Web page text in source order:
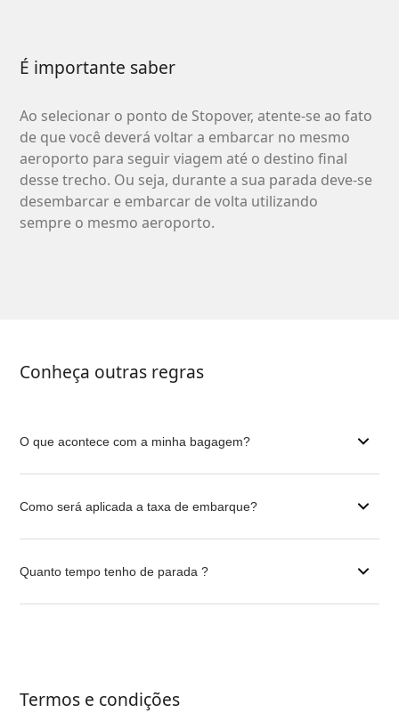
É importante saber
Ao selecionar o ponto de Stopover, atente-se ao fato
de que você deverá voltar a embarcar no mesmo
aeroporto para seguir viagem até o destino final
desse trecho. Ou seja, durante a sua parada deve-se
desembarcar e embarcar de volta utilizando
sempre o mesmo aeroporto.
Conheça outras regras
O que acontece com a minha bagagem?
Como será aplicada a taxa de embarque?
Quanto tempo tenho de parada ?
Termos e condições